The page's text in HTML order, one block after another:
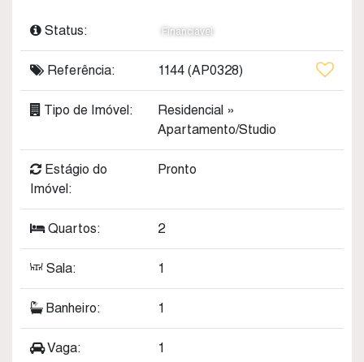
Status: Financiável
Referência: 1144 (AP0328)
Tipo de Imóvel: Residencial »
Apartamento/Studio
Estágio do
Imóvel:
Pronto
Quartos: 2
Sala: 1
Banheiro: 1
Vaga: 1